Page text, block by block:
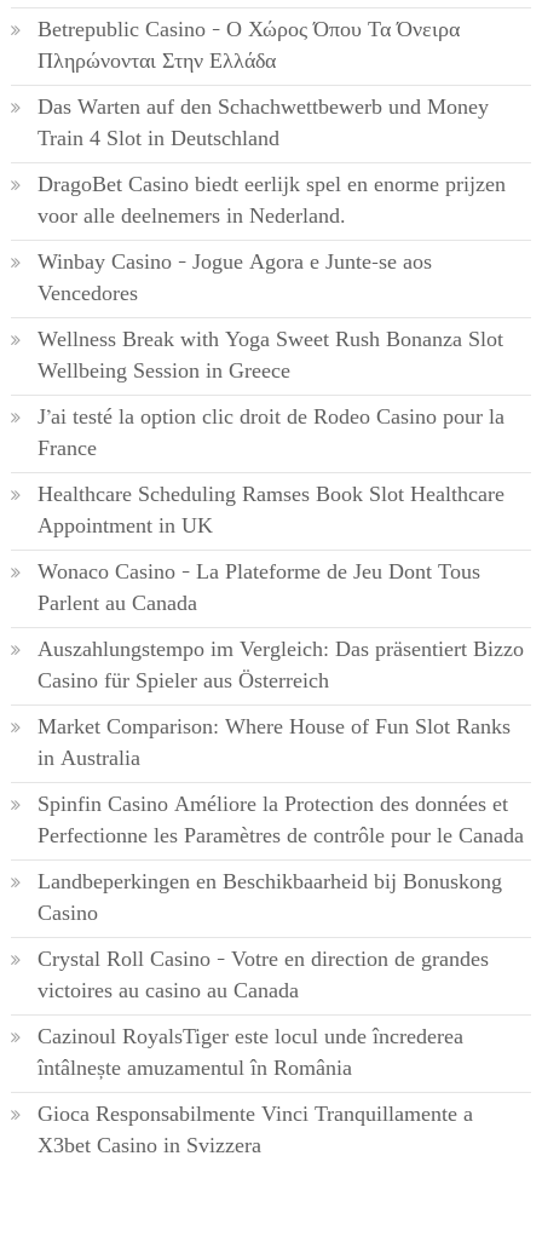
Betrepublic Casino – Ο Χώρος Όπου Τα Όνειρα
Πληρώνονται Στην Ελλάδα
Das Warten auf den Schachwettbewerb und Money
Train 4 Slot in Deutschland
DragoBet Casino biedt eerlijk spel en enorme prijzen
voor alle deelnemers in Nederland.
Winbay Casino – Jogue Agora e Junte-se aos
Vencedores
Wellness Break with Yoga Sweet Rush Bonanza Slot
Wellbeing Session in Greece
J’ai testé la option clic droit de Rodeo Casino pour la
France
Healthcare Scheduling Ramses Book Slot Healthcare
Appointment in UK
Wonaco Casino – La Plateforme de Jeu Dont Tous
Parlent au Canada
Auszahlungstempo im Vergleich: Das präsentiert Bizzo
Casino für Spieler aus Österreich
Market Comparison: Where House of Fun Slot Ranks
in Australia
Spinfin Casino Améliore la Protection des données et
Perfectionne les Paramètres de contrôle pour le Canada
Landbeperkingen en Beschikbaarheid bij Bonuskong
Casino
Crystal Roll Casino – Votre en direction de grandes
victoires au casino au Canada
Cazinoul RoyalsTiger este locul unde încrederea
întâlnește amuzamentul în România
Gioca Responsabilmente Vinci Tranquillamente a
X3bet Casino in Svizzera